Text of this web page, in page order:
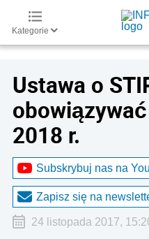
Kategorie
Ustawa o
2018 r.
Subskrybuj nas na
Zapisz się na
24 listopada 2017,